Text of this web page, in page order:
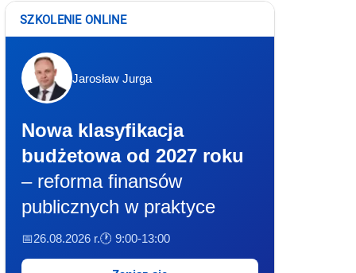
SZKOLENIE ONLINE
Jarosław Jurga
Nowa klasyfikacja
budżetowa od 2027 roku
– reforma finansów
publicznych w praktyce
📅26.08.2026 r.🕐 9:00-13:00